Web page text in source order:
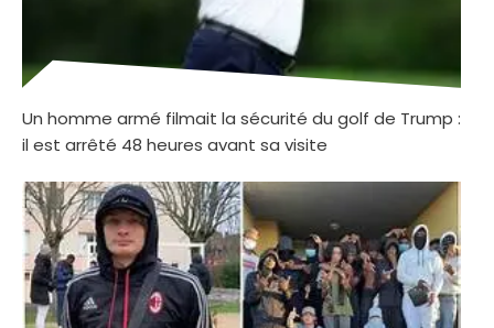
Un homme armé filmait la sécurité du golf de Trump :
il est arrêté 48 heures avant sa visite